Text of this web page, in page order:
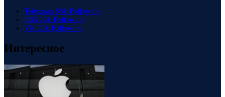
Telegram 88k Followers
RSS 23k Followers
VK 23k Followers
Интересное